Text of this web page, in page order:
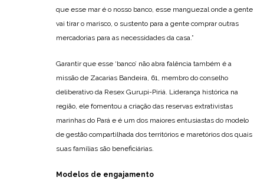
que esse mar é o nosso banco, esse manguezal onde a gente
vai tirar o marisco, o sustento para a gente comprar outras
mercadorias para as necessidades da casa.”
Garantir que esse ‘banco’ não abra falência também é a
missão de Zacarias Bandeira, 61, membro do conselho
deliberativo da Resex Gurupi-Piriá. Liderança histórica na
região, ele fomentou a criação das reservas extrativistas
marinhas do Pará e é um dos maiores entusiastas do modelo
de gestão compartilhada dos territórios e maretórios dos quais
suas famílias são beneficiárias.
Modelos de engajamento